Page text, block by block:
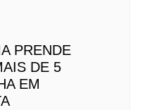
PRENDE
DE 5
EM